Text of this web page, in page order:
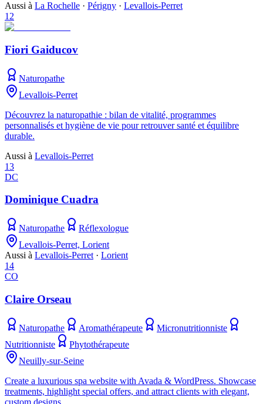
Aussi à La Rochelle · Périgny · Levallois-Perret
12
Fiori Gaiducov
Naturopathe
Levallois-Perret
Découvrez la naturopathie : bilan de vitalité, programmes
personnalisés et hygiène de vie pour retrouver santé et équilibre
durable.
Aussi à Levallois-Perret
13
DC
Dominique Cuadra
Naturopathe
Réflexologue
Levallois-Perret, Lorient
Aussi à Levallois-Perret · Lorient
14
CO
Claire Orseau
Naturopathe Aromathérapeute
Micronutritionniste
Nutritionniste
Phytothérapeute
Neuilly-sur-Seine
Create a luxurious spa website with Avada & WordPress. Showcase
treatments, highlight special offers, and attract clients with elegant,
custom designs.